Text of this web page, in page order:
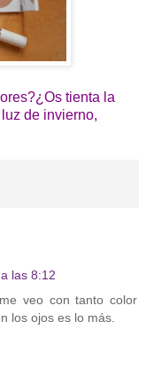
tienta la
de invierno,
las 8:12
veo con tanto color
los ojos es lo más.